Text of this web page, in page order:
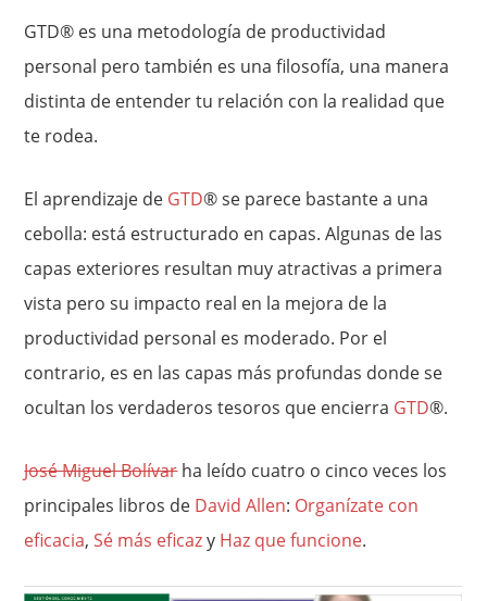
GTD® es una metodología de productividad
personal pero también es una filosofía, una manera
distinta de entender tu relación con la realidad que
te rodea.
El aprendizaje de GTD® se parece bastante a una
cebolla: está estructurado en capas. Algunas de las
capas exteriores resultan muy atractivas a primera
vista pero su impacto real en la mejora de la
productividad personal es moderado. Por el
contrario, es en las capas más profundas donde se
ocultan los verdaderos tesoros que encierra GTD®.
José Miguel Bolívarha leído cuatro o cinco veces los
principales libros de David Allen: Organízate con
eficacia,Sé más eficazy Haz que funcione.